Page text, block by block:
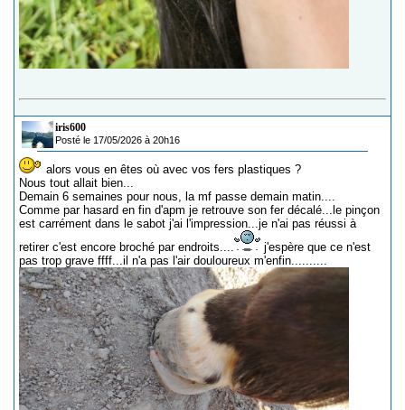
iris600
Posté le 17/05/2026 à 20h16
alors vous en êtes où avec vos fers plastiques ?
Nous tout allait bien...
Demain 6 semaines pour nous, la mf passe demain matin....
Comme par hasard en fin d'apm je retrouve son fer décalé...le pinçon
est carrément dans le sabot j'ai l'impression...je n'ai pas réussi à
retirer c'est encore broché par endroits....
j'espère que ce n'est
pas trop grave ffff...il n'a pas l'air douloureux m'enfin..........